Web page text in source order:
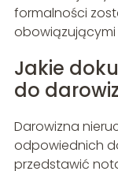
formalności
obowiązującymi
Jakie
do
Darowizna
odpowiednich
przedstawić